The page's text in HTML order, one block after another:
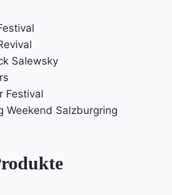
Salewsky
Festival
Weekend Salzburgring